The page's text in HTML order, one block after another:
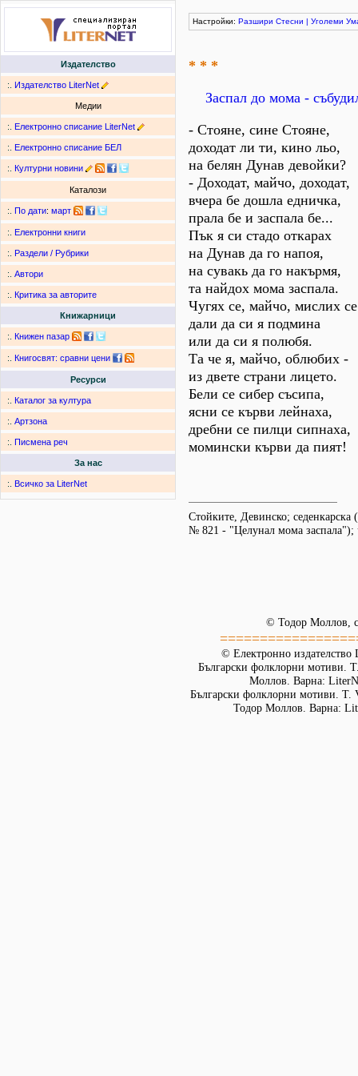
Издателство
:. Издателство LiterNet
Медии
:. Електронно списание LiterNet
:. Електронно списание БЕЛ
:. Културни новини
Каталози
:. По дати: март
:. Електронни книги
:. Раздели / Рубрики
:. Автори
:. Критика за авторите
Книжарници
:. Книжен пазар
:. Книгосвят: сравни цени
Ресурси
:. Каталог за култура
:. Артзона
:. Писмена реч
За нас
:. Всичко за LiterNet
Настройки: Разшири Стесни | Уголеми
* * *
Заспал до мома -
- Стояне, сине Стояне,
доходат ли ти, кино льо,
на белян Дунав девойки?
- Доходат, майчо, доходат,
вчера бе дошла едничка,
прала бе и заспала бе...
Пък я си стадо откарах
на Дунав да го напоя,
на сувакь да го накърмя,
та найдох мома заспала.
Чугях се, майчо, мислих се
дали да си я подмина
или да си я полюбя.
Та че я, майчо, облюбих -
из двете страни лицето.
Бели се сибер съсипа,
ясни се кърви лейнаха,
дребни се пилци сипнаха,
момински кърви да пият!
Стойките, Девинско;
№ 821 - "Целунал мома заспала");
© Тодор Моллов,
© Електронно издателство
Български фолклорни мотиви.
Моллов. Варна:
Български фолклорни мотиви. Т.
Тодор Моллов. Варна: